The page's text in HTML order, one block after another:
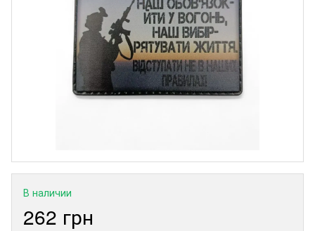
В наличии
262 грн